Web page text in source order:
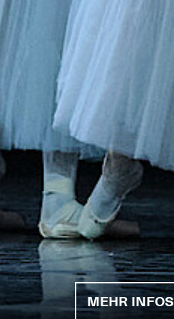
MEHR INFOS